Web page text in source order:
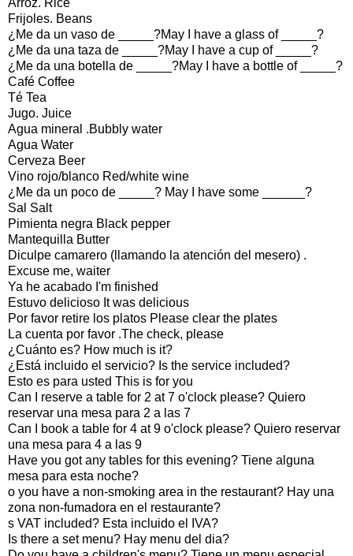
Frijoles. Beans
¿Me da un vaso de _____?May I have a glass of _____?
¿Me da una taza de _____?May I have a cup of _____?
¿Me da una botella de _____?May I have a bottle of _____?
Café Coffee
Té Tea
Jugo. Juice
Agua mineral .Bubbly water
Agua Water
Cerveza Beer
Vino rojo/blanco Red/white wine
¿Me da un poco de _____? May I have some ______?
Sal Salt
Pimienta negra Black pepper
Mantequilla Butter
Diculpe camarero (llamando la atención del mesero) .
Excuse me, waiter
Ya he acabado I'm finished
Estuvo delicioso It was delicious
Por favor retire los platos Please clear the plates
La cuenta por favor .The check, please
¿Cuánto es? How much is it?
¿Está incluido el servicio? Is the service included?
Esto es para usted This is for you
Can I reserve a table for 2 at 7 o'clock please? Quiero
reservar una mesa para 2 a las 7
Can I book a table for 4 at 9 o'clock please? Quiero reservar
una mesa para 4 a las 9
Have you got any tables for this evening? Tiene alguna
mesa para esta noche?
o you have a non-smoking area in the restaurant? Hay una
zona non-fumadora en el restaurante?
s VAT included? Esta incluido el IVA?
Is there a set menu? Hay menu del dia?